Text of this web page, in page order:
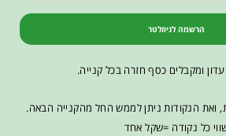
הרשמה לניוזלטר
ומקבלים כסף חזרה בכל קנייה.
ואת הנקודות ניתן לממש החל מהקנייה הבאה.
כל נקודה =שקל אחד